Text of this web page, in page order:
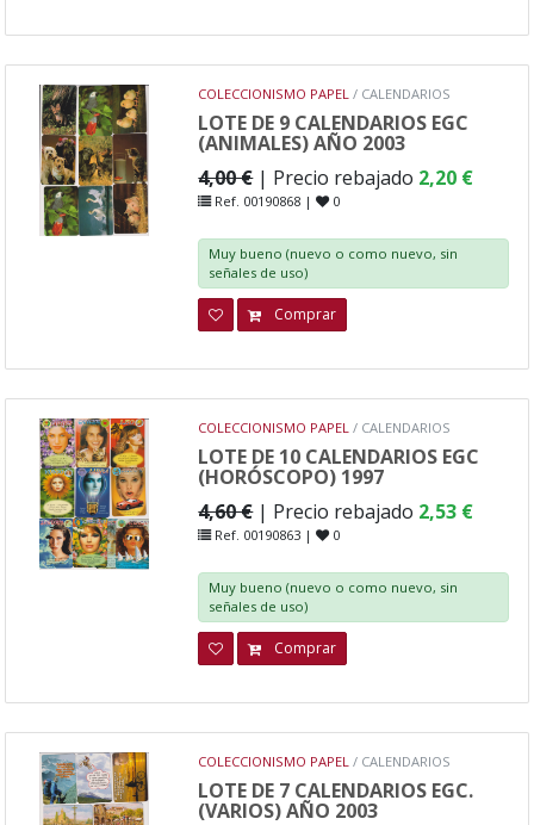
COLECCIONISMO PAPEL / CALENDARIOS
LOTE DE 9 CALENDARIOS EGC
(ANIMALES) AÑO 2003
4,00 € | Precio rebajado 2,20 €
Ref. 00190868 | 0
Muy bueno (nuevo o como nuevo, sin
señales de uso)
Comprar
COLECCIONISMO PAPEL / CALENDARIOS
LOTE DE 10 CALENDARIOS EGC
(HORÓSCOPO) 1997
4,60 € | Precio rebajado 2,53 €
Ref. 00190863 | 0
Muy bueno (nuevo o como nuevo, sin
señales de uso)
Comprar
COLECCIONISMO PAPEL / CALENDARIOS
LOTE DE 7 CALENDARIOS EGC.
(VARIOS) AÑO 2003